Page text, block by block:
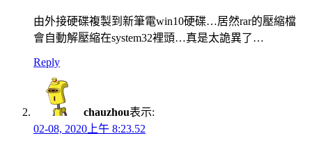
由外接硬碟複製到新筆電win10硬碟…居然rar的壓縮檔
會自動解壓縮在system32裡頭…真是太詭異了…
Reply
chauzhou表示:
02-08, 2020上午 8:23.52